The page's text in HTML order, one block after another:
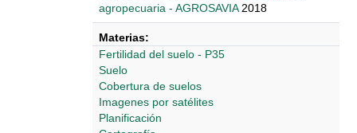
agropecuaria - AGROSAVIA 2018
Materias:
Fertilidad del suelo - P35
Suelo
Cobertura de suelos
Imagenes por satélites
Planificación